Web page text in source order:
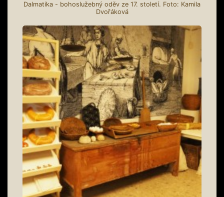
Dalmatika - bohoslužebný oděv ze 17. století. Foto: Kamila
Dvořáková